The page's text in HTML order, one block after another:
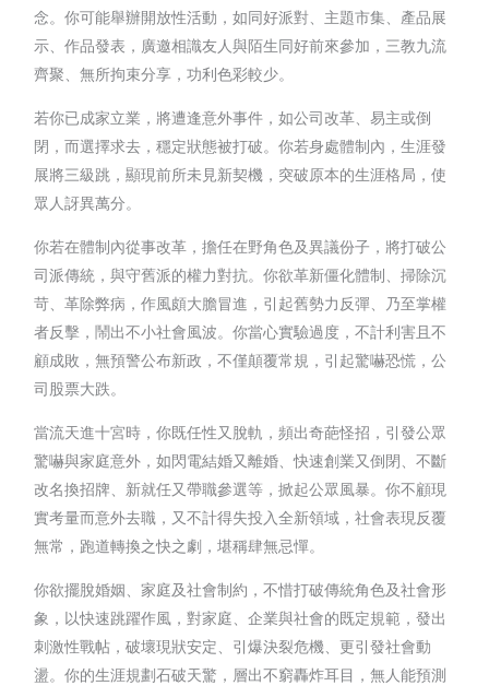
念。你可能舉辦開放性活動，如同好派對、主題市集、產品展
示、作品發表，廣邀相識友人與陌生同好前來參加，三教九流
齊聚、無所拘束分享，功利色彩較少。
若你已成家立業，將遭逢意外事件，如公司改革、易主或倒
閉，而選擇求去，穩定狀態被打破。你若身處體制內，生涯發
展將三級跳，顯現前所未見新契機，突破原本的生涯格局，使
眾人訝異萬分。
你若在體制內從事改革，擔任在野角色及異議份子，將打破公
司派傳統，與守舊派的權力對抗。你欲革新僵化體制、掃除沉
苛、革除弊病，作風頗大膽冒進，引起舊勢力反彈、乃至掌權
者反擊，鬧出不小社會風波。你當心實驗過度，不計利害且不
顧成敗，無預警公布新政，不僅顛覆常規，引起驚嚇恐慌，公
司股票大跌。
當流天進十宮時，你既任性又脫軌，頻出奇葩怪招，引發公眾
驚嚇與家庭意外，如閃電結婚又離婚、快速創業又倒閉、不斷
改名換招牌、新就任又帶職參選等，掀起公眾風暴。你不顧現
實考量而意外去職，又不計得失投入全新領域，社會表現反覆
無常，跑道轉換之快之劇，堪稱肆無忌憚。
你欲擺脫婚姻、家庭及社會制約，不惜打破傳統角色及社會形
象，以快速跳躍作風，對家庭、企業與社會的既定規範，發出
刺激性戰帖，破壞現狀安定、引爆決裂危機、更引發社會動
盪。你的生涯規劃石破天驚，層出不窮轟炸耳目，無人能預測